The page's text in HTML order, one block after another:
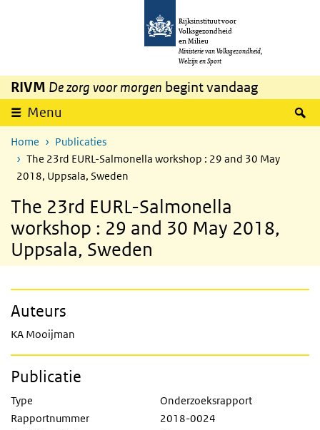
Overslaan en naar de inhoud gaan
Rijksinstituut voor
Volksgezondheid
en Milieu
Ministerie van Volksgezondheid,
Welzijn en Sport
RIVM De zorg voor morgen begint vandaag
Menu
Home
Publicaties
The 23rd EURL-Salmonella workshop : 29 and 30 May
2018, Uppsala, Sweden
The 23rd EURL-Salmonella
workshop : 29 and 30 May 2018,
Uppsala, Sweden
Auteurs
KA Mooijman
Publicatie
Type
Onderzoeksrapport
Rapportnummer
2018-0024